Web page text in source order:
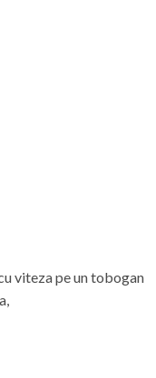
viteza pe un tobogan